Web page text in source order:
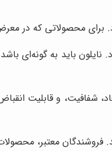
محصولاتی که در معرض
نایلون باید به
و قابلیت
فروشندگان معتبر،